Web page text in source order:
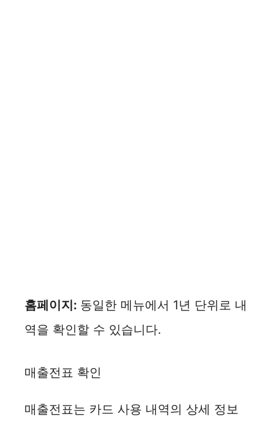
홈페이지: 동일한 메뉴에서 1년 단위로 내
역을 확인할 수 있습니다.
매출전표 확인
매출전표는 카드 사용 내역의 상세 정보